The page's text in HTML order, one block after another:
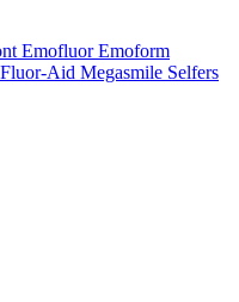
Emofluor Emoform
Fluor-Aid Megasmile Selfers